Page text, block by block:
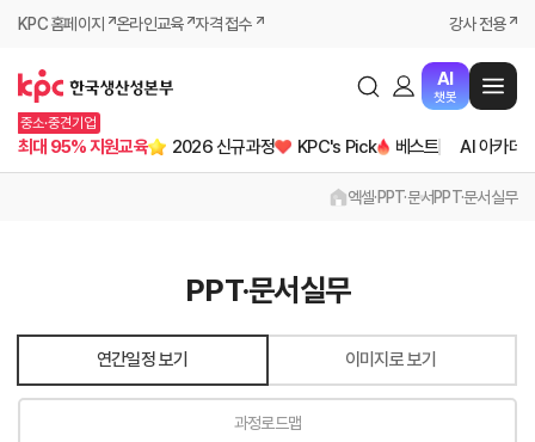
KPC 홈페이지 온라인교육 자격 접수 강사 전용
AI
챗봇
중소·중견기업
최대 95% 지원교육 2026 신규과정 KPC's Pick 베스트 AI 아카데
엑셀·PPT·문서PPT·문서실무
PPT·문서실무
연간일정 보기 이미지로 보기
과정로드맵